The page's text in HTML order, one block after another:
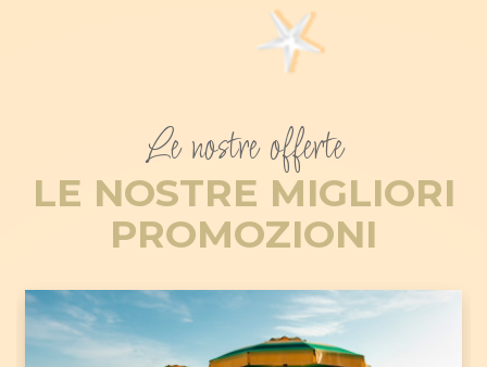
Le nostre offerte
LE NOSTRE MIGLIORI
PROMOZIONI